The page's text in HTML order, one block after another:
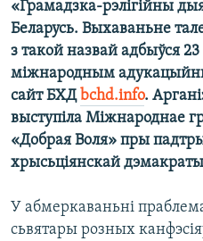
КУЛЬТУРА
КАЛЯНДАР
МОВА
НА ХВАЛЯХ СВАБОДЫ
«Грамадзка-рэлігійны
Беларусь. Выхаваньне
з такой назвай адбыўся
міжнародным
сайт БХД bchd.info.
выступіла Міжнароднае
«Добрая Воля» пры
хрысьціянскай
У абмеркаваньні
сьвятары розных